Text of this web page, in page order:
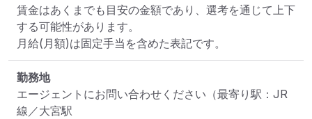
賃金はあくまでも目安の金額であり、選考を通じて上下
する可能性があります。
月給(月額)は固定手当を含めた表記です。
勤務地
エージェントにお問い合わせください （最寄り駅：JR
線／大宮駅